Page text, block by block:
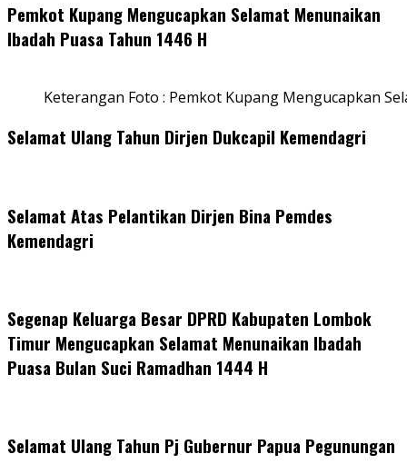
Pemkot Kupang Mengucapkan Selamat Menunaikan
Ibadah Puasa Tahun 1446 H
Keterangan Foto : Pemkot Kupang Mengucapkan
Selamat Ulang Tahun Dirjen Dukcapil Kemendagri
Selamat Atas Pelantikan Dirjen Bina Pemdes
Kemendagri
Segenap Keluarga Besar DPRD Kabupaten Lombok
Timur Mengucapkan Selamat Menunaikan Ibadah
Puasa Bulan Suci Ramadhan 1444 H
Selamat Ulang Tahun Pj Gubernur Papua Pegunungan